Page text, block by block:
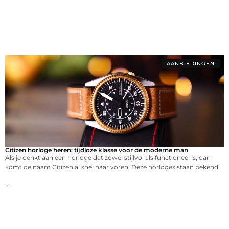
AANBIEDINGEN
Citizen horloge heren: tijdloze klasse voor de moderne man
Als je denkt aan een horloge dat zowel stijlvol als functioneel is, dan
komt de naam Citizen al snel naar voren. Deze horloges staan bekend